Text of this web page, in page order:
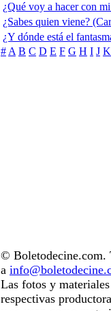
¿Qué voy a hacer con
¿Sabes quien viene?
¿Y dónde está el
# A B C D E F G H I J K
© Boletodecine.com.
a
Las fotos y
respectivas